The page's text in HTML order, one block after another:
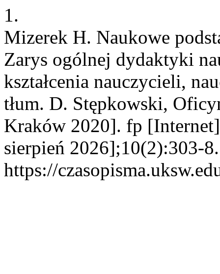
1.
Mizerek H. Naukowe
Zarys ogólnej dydaktyki
kształcenia nauczycieli,
tłum. D. Stępkowski,
Kraków 2020]. fp
sierpień 2026];10(2):303-
https://